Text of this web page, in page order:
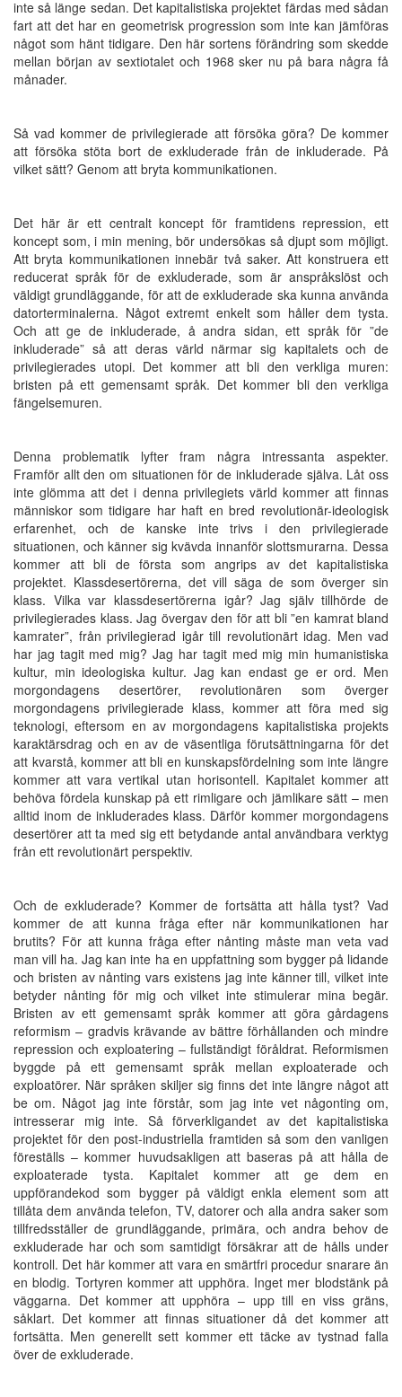
inte så länge sedan. Det kapitalistiska projektet färdas med sådan
fart att det har en geometrisk progression som inte kan jämföras
något som hänt tidigare. Den här sortens förändring som skedde
mellan början av sextiotalet och 1968 sker nu på bara några få
månader.
Så vad kommer de privilegierade att försöka göra? De kommer
att försöka stöta bort de exkluderade från de inkluderade. På
vilket sätt? Genom att bryta kommunikationen.
Det här är ett centralt koncept för framtidens repression, ett
koncept som, i min mening, bör undersökas så djupt som möjligt.
Att bryta kommunikationen innebär två saker. Att konstruera ett
reducerat språk för de exkluderade, som är anspråkslöst och
väldigt grundläggande, för att de exkluderade ska kunna använda
datorterminalerna. Något extremt enkelt som håller dem tysta.
Och att ge de inkluderade, å andra sidan, ett språk för ”de
inkluderade” så att deras värld närmar sig kapitalets och de
privilegierades utopi. Det kommer att bli den verkliga muren:
bristen på ett gemensamt språk. Det kommer bli den verkliga
fängelsemuren.
Denna problematik lyfter fram några intressanta aspekter.
Framför allt den om situationen för de inkluderade själva. Låt oss
inte glömma att det i denna privilegiets värld kommer att finnas
människor som tidigare har haft en bred revolutionär-ideologisk
erfarenhet, och de kanske inte trivs i den privilegierade
situationen, och känner sig kvävda innanför slottsmurarna. Dessa
kommer att bli de första som angrips av det kapitalistiska
projektet. Klassdesertörerna, det vill säga de som överger sin
klass. Vilka var klassdesertörerna igår? Jag själv tillhörde de
privilegierades klass. Jag övergav den för att bli ”en kamrat bland
kamrater”, från privilegierad igår till revolutionärt idag. Men vad
har jag tagit med mig? Jag har tagit med mig min humanistiska
kultur, min ideologiska kultur. Jag kan endast ge er ord. Men
morgondagens desertörer, revolutionären som överger
morgondagens privilegierade klass, kommer att föra med sig
teknologi, eftersom en av morgondagens kapitalistiska projekts
karaktärsdrag och en av de väsentliga förutsättningarna för det
att kvarstå, kommer att bli en kunskapsfördelning som inte längre
kommer att vara vertikal utan horisontell. Kapitalet kommer att
behöva fördela kunskap på ett rimligare och jämlikare sätt – men
alltid inom de inkluderades klass. Därför kommer morgondagens
desertörer att ta med sig ett betydande antal användbara verktyg
från ett revolutionärt perspektiv.
Och de exkluderade? Kommer de fortsätta att hålla tyst? Vad
kommer de att kunna fråga efter när kommunikationen har
brutits? För att kunna fråga efter nånting måste man veta vad
man vill ha. Jag kan inte ha en uppfattning som bygger på lidande
och bristen av nånting vars existens jag inte känner till, vilket inte
betyder nånting för mig och vilket inte stimulerar mina begär.
Bristen av ett gemensamt språk kommer att göra gårdagens
reformism – gradvis krävande av bättre förhållanden och mindre
repression och exploatering – fullständigt föråldrat. Reformismen
byggde på ett gemensamt språk mellan exploaterade och
exploatörer. När språken skiljer sig finns det inte längre något att
be om. Något jag inte förstår, som jag inte vet någonting om,
intresserar mig inte. Så förverkligandet av det kapitalistiska
projektet för den post-industriella framtiden så som den vanligen
föreställs – kommer huvudsakligen att baseras på att hålla de
exploaterade tysta. Kapitalet kommer att ge dem en
uppförandekod som bygger på väldigt enkla element som att
tillåta dem använda telefon, TV, datorer och alla andra saker som
tillfredsställer de grundläggande, primära, och andra behov de
exkluderade har och som samtidigt försäkrar att de hålls under
kontroll. Det här kommer att vara en smärtfri procedur snarare än
en blodig. Tortyren kommer att upphöra. Inget mer blodstänk på
väggarna. Det kommer att upphöra – upp till en viss gräns,
såklart. Det kommer att finnas situationer då det kommer att
fortsätta. Men generellt sett kommer ett täcke av tystnad falla
över de exkluderade.